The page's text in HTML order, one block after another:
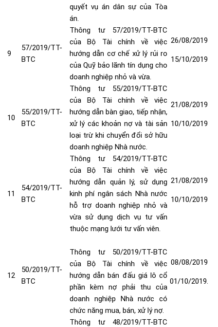
quyết vụ án dân sự của Tòa
án.
9
57/2019/TT-
BTC
Thông tư 57/2019/TT-BTC
của Bộ Tài chính về việc
hướng dẫn cơ chế xử lý rủi ro
của Quỹ bảo lãnh tín dụng cho
doanh nghiệp nhỏ và vừa.
26/08/2019
15/10/2019
10
55/2019/TT-
BTC
Thông tư 55/2019/TT-BTC
của Bộ Tài chính về việc
hướng dẫn bàn giao, tiếp nhận,
xử lý các khoản nợ và tài sản
loại trừ khi chuyển đổi sở hữu
doanh nghiệp Nhà nước.
21/08/2019
10/10/2019
11
54/2019/TT-
BTC
Thông tư 54/2019/TT-BTC
của Bộ Tài chính về việc
hướng dẫn quản lý, sử dụng
kinh phí ngân sách Nhà nước
hỗ trợ doanh nghiệp nhỏ và
vừa sử dụng dịch vụ tư vấn
thuộc mạng lưới tư vấn viên.
21/08/2019
10/10/2019
12
50/2019/TT-
BTC
Thông tư 50/2019/TT-BTC
của Bộ Tài chính về việc
hướng dẫn bán đấu giá lô cổ
phần kèm nợ phải thu của
doanh nghiệp Nhà nước có
chức năng mua, bán, xử lý nợ.
08/08/2019
01/10/2019.
Thông tư 48/2019/TT-BTC